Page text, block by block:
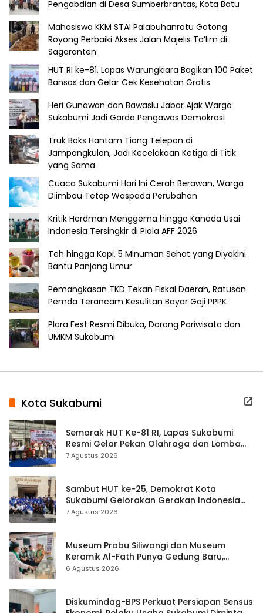
Pengabdian di Desa Sumberbrantas, Kota Batu
Mahasiswa KKM STAI Palabuhanratu Gotong
Royong Perbaiki Akses Jalan Majelis Ta’lim di
Sagaranten
HUT RI ke-81, Lapas Warungkiara Bagikan 100 Paket
Bansos dan Gelar Cek Kesehatan Gratis
Heri Gunawan dan Bawaslu Jabar Ajak Warga
Sukabumi Jadi Garda Pengawas Demokrasi
Truk Boks Hantam Tiang Telepon di
Jampangkulon, Jadi Kecelakaan Ketiga di Titik
yang Sama
Cuaca Sukabumi Hari Ini Cerah Berawan, Warga
Diimbau Tetap Waspada Perubahan
Kritik Herdman Menggema hingga Kanada Usai
Indonesia Tersingkir di Piala AFF 2026
Teh hingga Kopi, 5 Minuman Sehat yang Diyakini
Bantu Panjang Umur
Pemangkasan TKD Tekan Fiskal Daerah, Ratusan
Pemda Terancam Kesulitan Bayar Gaji PPPK
Plara Fest Resmi Dibuka, Dorong Pariwisata dan
UMKM Sukabumi
Kota Sukabumi
Semarak HUT Ke-81 RI, Lapas Sukabumi
Resmi Gelar Pekan Olahraga dan Lomba
Tradisional
7 Agustus 2026
Sambut HUT ke-25, Demokrat Kota
Sukabumi Gelorakan Gerakan Indonesia
ASRI Lewat Aksi Bersih Masjid Agung
7 Agustus 2026
Museum Prabu Siliwangi dan Museum
Keramik Al-Fath Punya Gedung Baru,
Hampir 500 Koleksi Dipisahkan
6 Agustus 2026
Diskumindag-BPS Perkuat Persiapan Sensus